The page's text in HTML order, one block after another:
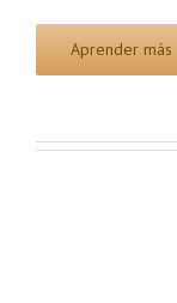
Aprender más